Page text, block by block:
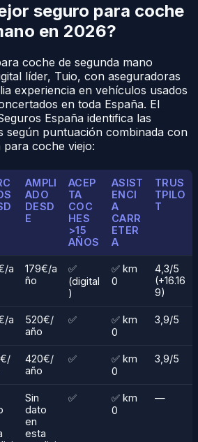
seguro para coche
en 2026?
coche de segunda mano
líder, Tuio, con aseguradoras
experiencia en vehículos usados
en toda España. El
España identifica las
según puntuación combinada con
coche viejo:
AMPLI
ADO
DESD
E
ACEP
TA
COC
HES
>15
AÑOS
ASIST
ENCI
A
CARR
ETER
A
TRUS
TPILO
T
a
179€/a
ño
✅
(digital
)
✅ km
0
4,3/5
(+16.16
9)
a
520€/
año
✅
✅ km
0
3,9/5
420€/
año
✅
✅ km
0
3,9/5
Sin
dato
en
esta
✅
✅ km
0
—